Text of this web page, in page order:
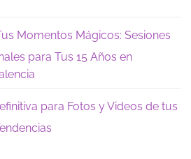
Momentos Mágicos: Sesiones
para Tus 15 Años en
para Fotos y Videos de tus